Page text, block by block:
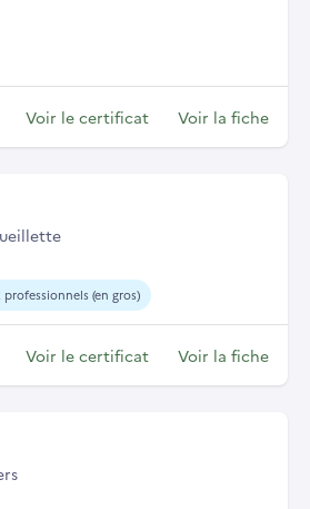
Voir le certificat Voir la fiche
professionnels (en gros)
Voir le certificat Voir la fiche